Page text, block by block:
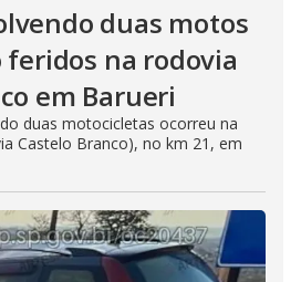
duas motos
na rodovia
em Barueri
duas motocicletas ocorreu na
Castelo Branco), no km 21, em